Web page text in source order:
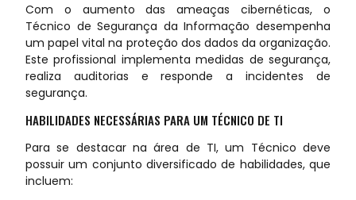
Com o aumento das ameaças cibernéticas, o
Técnico de Segurança da Informação desempenha
um papel vital na proteção dos dados da organização.
Este profissional implementa medidas de segurança,
realiza auditorias e responde a incidentes de
segurança.
HABILIDADES NECESSÁRIAS PARA UM TÉCNICO DE TI
Para se destacar na área de TI, um Técnico deve
possuir um conjunto diversificado de habilidades, que
incluem: